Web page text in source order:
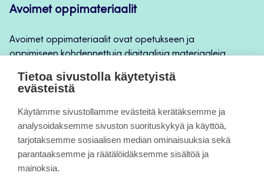
Avoimet oppimateriaalit
Avoimet oppimateriaalit ovat opetukseen ja
oppimiseen kohdennettuja digitaalisia materiaaleja,
opintojaksototeutuksilla, jatkuvan oppimisen ja
Tietoa sivuista
Evästeet
Tietoa sivustolla käytetyistä
evästeistä
Käytämme sivustollamme evästeitä kerätäksemme ja
analysoidaksemme sivuston suorituskykyä ja käyttöä,
tarjotaksemme sosiaalisen median ominaisuuksia sekä
parantaaksemme ja räätälöidäksemme sisältöä ja
mainoksia.